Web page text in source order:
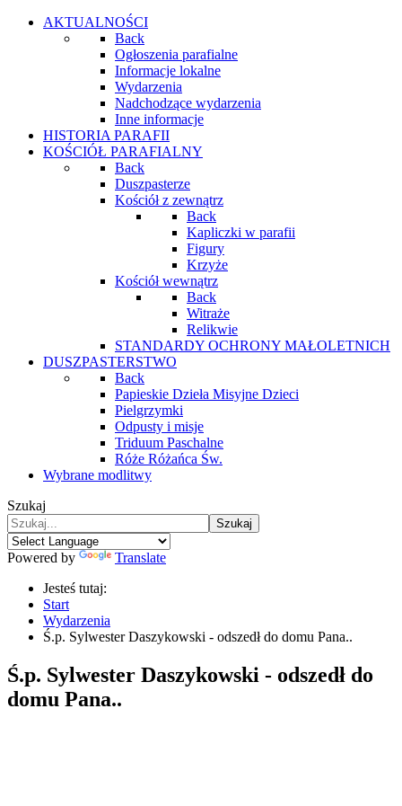
AKTUALNOŚCI
Back
Ogłoszenia parafialne
Informacje lokalne
Wydarzenia
Nadchodzące wydarzenia
Inne informacje
HISTORIA PARAFII
KOŚCIÓŁ PARAFIALNY
Back
Duszpasterze
Kościół z zewnątrz
Back
Kapliczki w parafii
Figury
Krzyże
Kościół wewnątrz
Back
Witraże
Relikwie
STANDARDY OCHRONY MAŁOLETNICH
DUSZPASTERSTWO
Back
Papieskie Dzieła Misyjne Dzieci
Pielgrzymki
Odpusty i misje
Triduum Paschalne
Róże Różańca Św.
Wybrane modlitwy
Szukaj
Szukaj
Powered by
Translate
Jesteś tutaj:
Start
Wydarzenia
Ś.p. Sylwester Daszykowski - odszedł do domu Pana..
Ś.p. Sylwester Daszykowski - odszedł do
domu Pana..